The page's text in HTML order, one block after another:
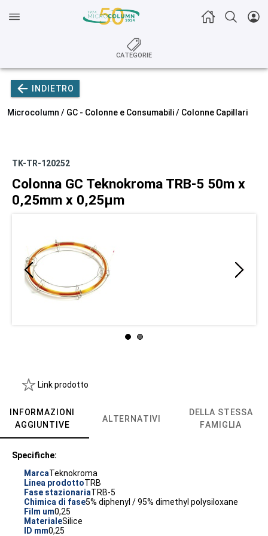
CATEGORIE
INDIETRO
Microcolumn / GC - Colonne e Consumabili/ Colonne Capillari
TK-TR-120252
Colonna GC Teknokroma TRB-5 50m x
0,25mm x 0,25µm
Link prodotto
INFORMAZIONI
AGGIUNTIVE
ALTERNATIVI
DELLA STESSA
FAMIGLIA
Specifiche:
MarcaTeknokroma
Linea prodottoTRB
Fase stazionariaTRB-5
Chimica di fase5% diphenyl / 95% dimethyl polysiloxane
Film um0,25
MaterialeSilice
ID mm0,25